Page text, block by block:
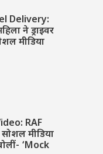
Delivery:
ने ड्राइवर
मीडिया
RAF
मीडिया
‘Mock